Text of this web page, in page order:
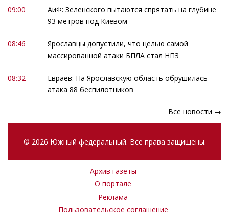
09:00
АиФ: Зеленского пытаются спрятать на глубине
93 метров под Киевом
08:46
Ярославцы допустили, что целью самой
массированной атаки БПЛА стал НПЗ
08:32
Евраев: На Ярославскую область обрушилась
атака 88 беспилотников
Все новости →
© 2026 Южный федеральный. Все права защищены.
Архив газеты
О портале
Реклама
Пользовательское соглашение